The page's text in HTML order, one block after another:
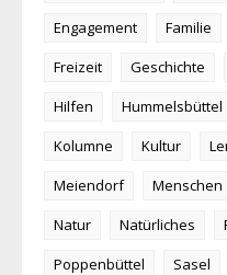
Engagement
Familie
Freizeit
Geschichte
Hilfen
Hummelsbüttel
Kolumne
Kultur
Meiendorf
Menschen
Natur
Natürliches
Poppenbüttel
Sasel